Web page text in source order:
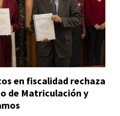
en fiscalidad rechaza
de Matriculación y